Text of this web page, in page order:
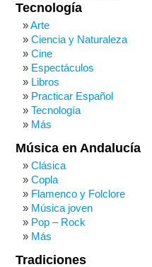
Tecnología
Arte
Ciencia y Naturaleza
Cine
Espectáculos
Libros
Practicar Español
Tecnología
Más
Música en Andalucía
Clásica
Copla
Flamenco y Folclore
Música joven
Pop – Rock
Más
Tradiciones